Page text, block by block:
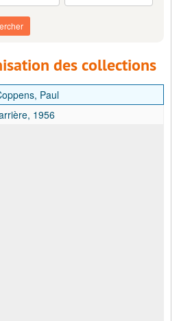
l'année
des collections
Paul
1956